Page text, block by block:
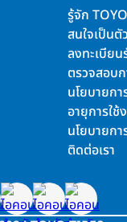
รู้จัก
สนใจเป็น
ลงทะเบีย
ตรวจสอบ
นโยบายก
อายุการใช้
นโยบายก
ติดต่อเรา